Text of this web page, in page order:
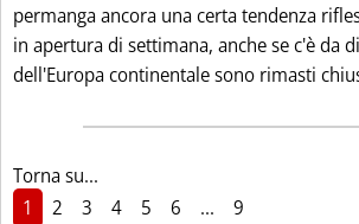
permanga ancora una certa tendenza
in apertura di settimana, anche se c'è da
dell'Europa continentale sono rimasti
Torna su...
1
2 3 4 5 6 ... 9